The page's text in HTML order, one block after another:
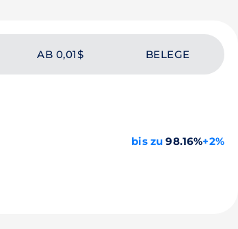
AB 0,01$ BELEGE
bis zu 98.16%+2%